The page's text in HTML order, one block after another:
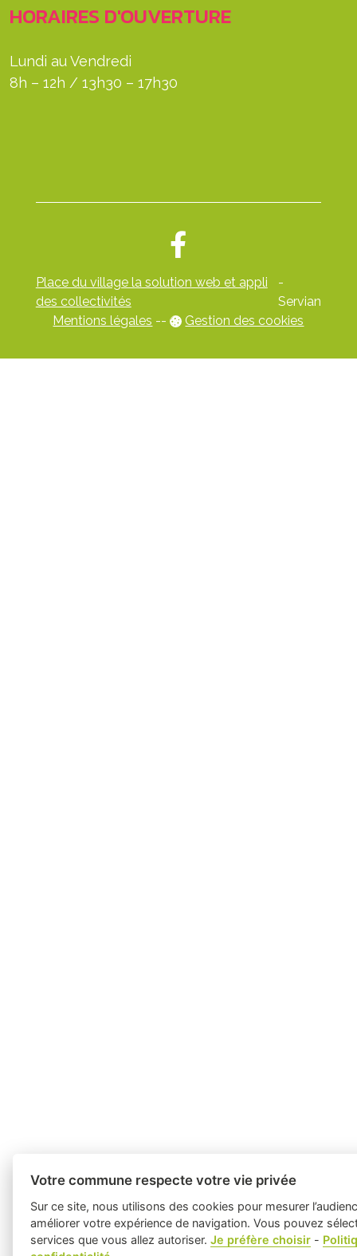
HORAIRES D'OUVERTURE
Lundi au Vendredi
8h – 12h / 13h30 – 17h30
Place du village la solution web et appli
des collectivités
-
Servian
Mentions légales -- Gestion des cookies
Votre commune respecte votre vie privée
Sur ce site, nous utilisons des cookies pour mesurer
améliorer votre expérience de navigation. Vous pouvez
services que vous allez autoriser.Je préfère choisir -